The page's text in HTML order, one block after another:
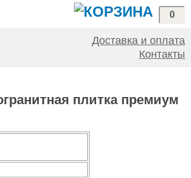
0
Доставка и оплата
Контакты
плитка премиум